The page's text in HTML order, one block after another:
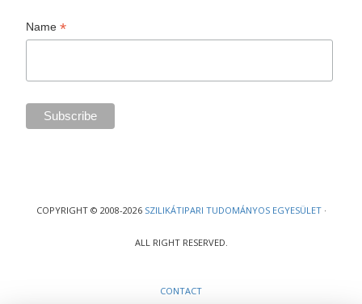
Name*
COPYRIGHT © 2008-2026 SZILIKÁTIPARI TUDOMÁNYOS EGYESÜLET·
ALL RIGHT RESERVED.
CONTACT